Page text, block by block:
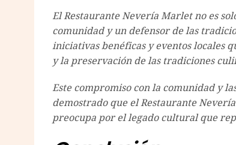
El Restaurante Nevería Marlet no es
comunidad y un defensor de las
iniciativas benéficas y eventos locales
y la preservación de las tradiciones
Este compromiso con la comunidad y
demostrado que el Restaurante
preocupa por el legado cultural que